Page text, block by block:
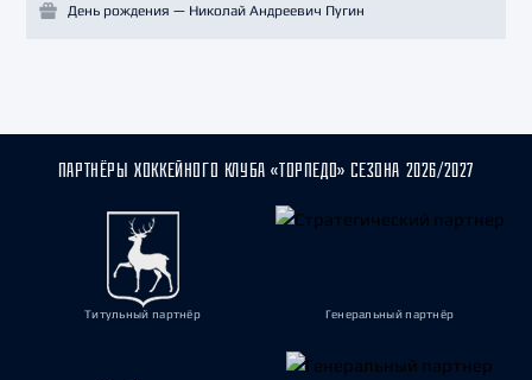
День рождения — Николай Андреевич Пугин
ПАРТНЁРЫ ХОККЕЙНОГО КЛУБА «ТОРПЕДО» СЕЗОНА 2026/2027
Титульный партнёр Генеральный партнёр